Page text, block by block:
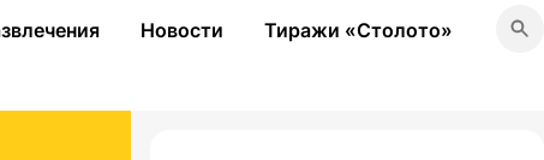
Новости Тиражи «Столото»